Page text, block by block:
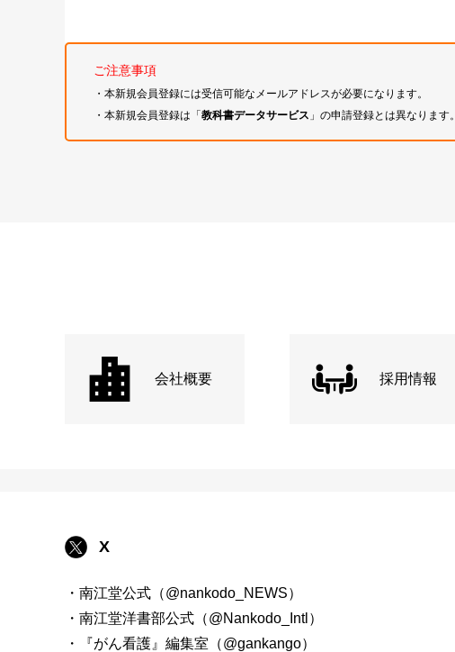
ご注意事項
・本新規会員登録には受信可能なメールアドレスが必要になります。
・本新規会員登録は「教科書データサービス 」の申請登録とは異なります。
会社概要 採用情報
X
・南江堂公式（@nankodo_NEWS）
・南江堂洋書部公式（@Nankodo_Intl）
・『がん看護』編集室（@gankango）